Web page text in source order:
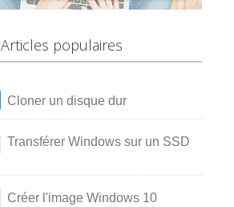
Articles populaires
Cloner un disque dur
Transférer Windows sur un SSD
Créer l'image Windows 10